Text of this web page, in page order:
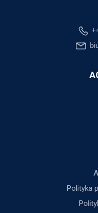
Polityka